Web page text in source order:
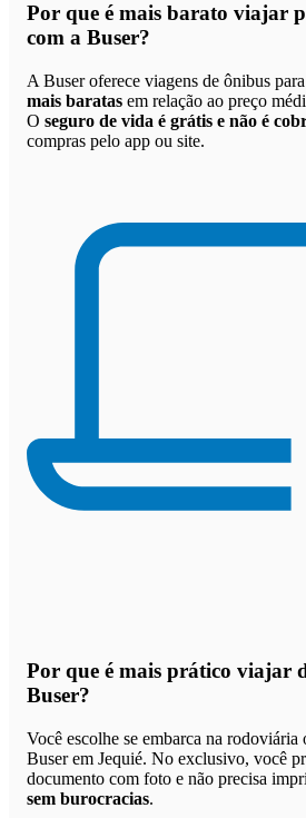
Por que é mais barato viajar
com a Buser?
A Buser oferece viagens de ônibus
mais baratas em relação ao preço
O seguro de vida é grátis e não é
compras pelo app ou site.
Por que é mais prático viajar
Buser?
Você escolhe se embarca na
Buser em Jequié. No exclusivo, você
documento com foto e não precisa
sem burocracias.